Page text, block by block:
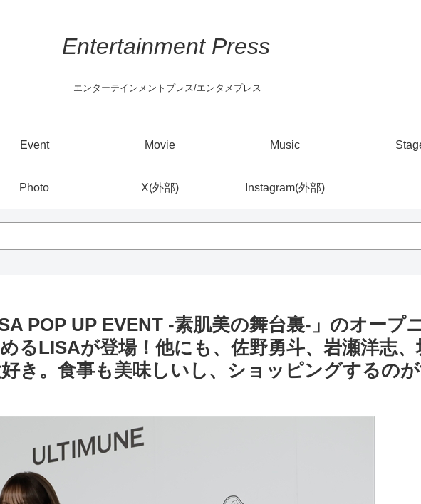
Entertainment Press
エンターテインメントプレス/エンタメプレス
Event Movie Music
Photo X(外部) Instagram(外部)
POP UP EVENT -素肌美の舞台裏-」のオープ
るLISAが登場！他にも、佐野勇斗、岩瀬洋志
き。食事も美味しいし、ショッピングするの